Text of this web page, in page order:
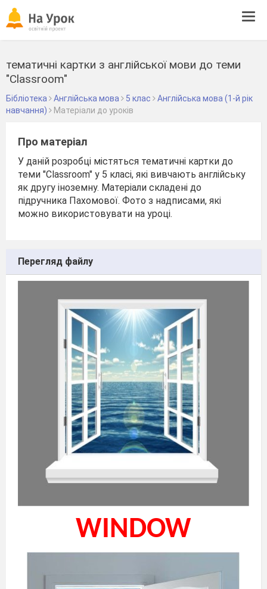
тематичні картки з англійської мови до теми
"Classroom"
Бібліотека Англійська мова 5 клас
Англійська мова (1-й рік
навчання)
Матеріали до уроків
Про матеріал
У даній розробці містяться тематичні картки до
теми "Classroom" у 5 класі, які вивчають англійську
як другу іноземну. Матеріали складені до
підручника Пахомової. Фото з надписами, які
можно використовувати на уроці.
Перегляд файлу
WINDOW